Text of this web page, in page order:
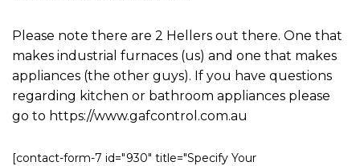
Please note there are 2 Hellers out there. One that
makes industrial furnaces (us) and one that makes
appliances (the other guys). If you have questions
regarding kitchen or bathroom appliances please
go to https://www.gafcontrol.com.au
[contact-form-7 id="930" title="Specify Your